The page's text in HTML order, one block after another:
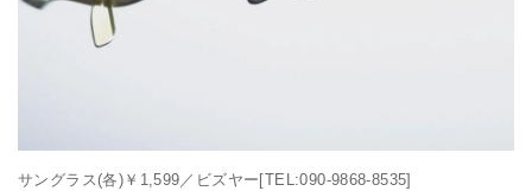
サングラス(各)￥1,599／ビズヤー[TEL:090-9868-8535]